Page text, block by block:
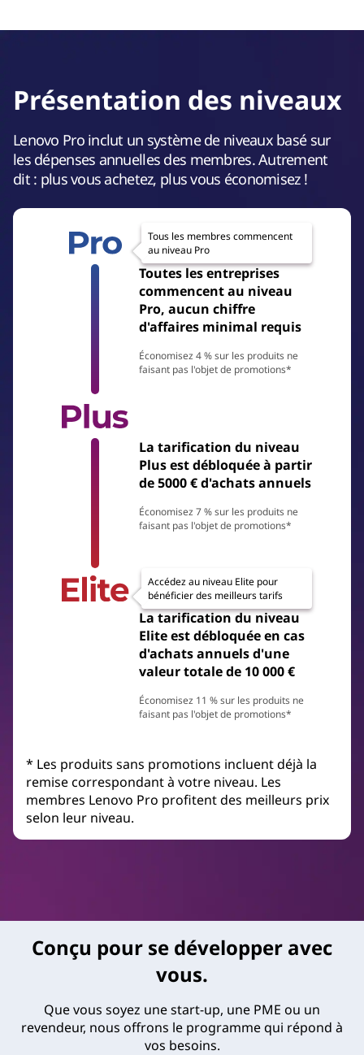
Présentation des niveaux
Lenovo Pro inclut un système de niveaux basé sur
les dépenses annuelles des membres. Autrement
dit : plus vous achetez, plus vous économisez !
Tous les membres commencent
au niveau Pro
Toutes les entreprises
commencent au niveau
Pro, aucun chiffre
d'affaires minimal requis
Économisez 4 % sur les produits ne
faisant pas l'objet de promotions*
La tarification du niveau
Plus est débloquée à partir
de 5000 € d'achats annuels
Économisez 7 % sur les produits ne
faisant pas l'objet de promotions*
Accédez au niveau Elite pour
bénéficier des meilleurs tarifs
La tarification du niveau
Elite est débloquée en cas
d'achats annuels d'une
valeur totale de 10 000 €
Économisez 11 % sur les produits ne
faisant pas l'objet de promotions*
* Les produits sans promotions incluent déjà la
remise correspondant à votre niveau. Les
membres Lenovo Pro profitent des meilleurs prix
selon leur niveau.
Conçu pour se développer avec
vous.
Que vous soyez une start-up, une PME ou un
revendeur, nous offrons le programme qui répond à
vos besoins.